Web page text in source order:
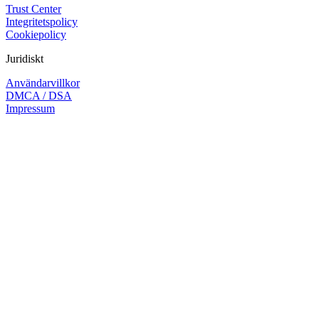
Trust Center
Integritetspolicy
Cookiepolicy
Juridiskt
Användarvillkor
DMCA / DSA
Impressum